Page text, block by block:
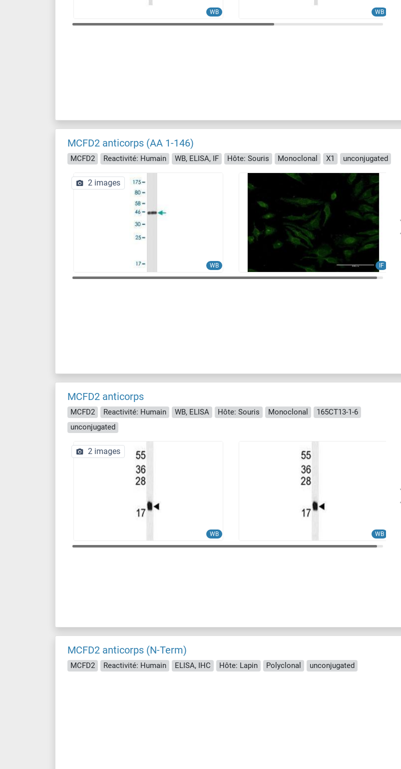
WB WB
MCFD2 anticorps (AA 1-146)
MCFD2 Reactivité: Humain WB, ELISA, IF Hôte: Souris Monoclonal X1 unconjugated
WB IF
2 images
MCFD2 anticorps
MCFD2 Reactivité: Humain WB, ELISA Hôte: Souris Monoclonal
165CT13-1-6
unconjugated
WB WB
2 images
MCFD2 anticorps (N-Term)
MCFD2 Reactivité: Humain ELISA, IHC Hôte: Lapin Polyclonal unconjugated